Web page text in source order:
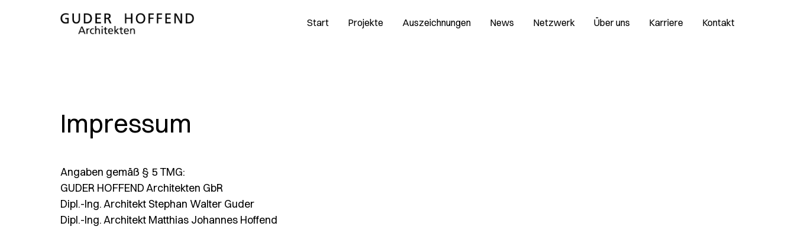
Start Projekte Auszeichnungen News Netzwerk Über uns Karriere Kontakt
Impressum
Angaben gemäß § 5 TMG:
GUDER HOFFEND Architekten GbR
Dipl.-Ing. Architekt Stephan Walter Guder
Dipl.-Ing. Architekt Matthias Johannes Hoffend